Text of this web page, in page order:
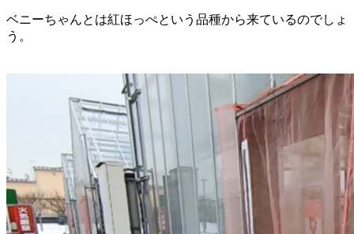
ベニーちゃんとは紅ほっぺという品種から来ているのでしょ
う。